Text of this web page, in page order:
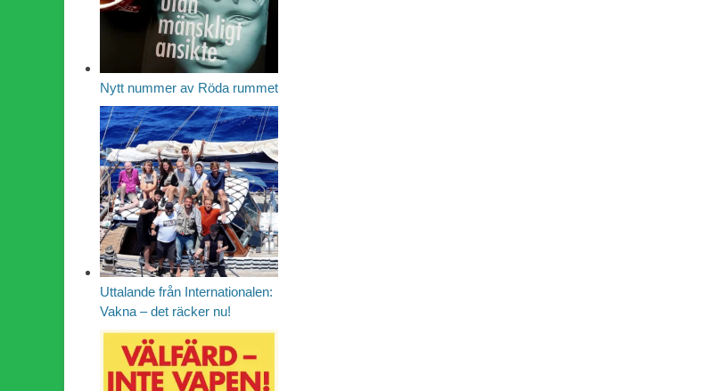
Nytt nummer av Röda rummet
Uttalande från Internationalen:
Vakna – det räcker nu!